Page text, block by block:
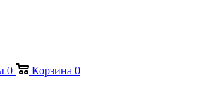
0 Корзина 0